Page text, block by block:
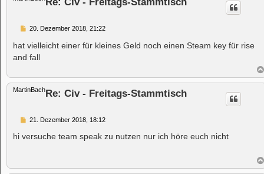
B
i
t
20. Dezember 2018, 21:22
hat vielleicht einer für kleines Geld noch einen Steam key für rise
and fall
MartinBachRe: Civ - Freitags-Stammtisch
B
i
21. Dezember 2018, 18:12
hi versuche team speak zu nutzen nur ich höre euch nicht